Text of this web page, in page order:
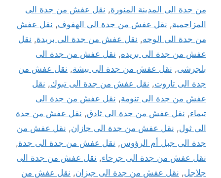
من جدة الى المدينة المنورة, نقل عفش من جدة الى
المزاحمية, نقل عفش من جدة الى الهفوف, نقل عفش
من جدة الى الوجه, نقل عفش من جدة الى بريدة, نقل
عفش من جدة الى بريده, نقل عفش من جدة الى
بلجرشى, نقل عفش من جدة الى بيشة, نقل عفش من
جدة الى تاروت, نقل عفش من جدة الى تبوك, نقل
عفش من جدة الى تنومة, نقل عفش من جدة الى
تيماء, نقل عفش من جدة الى ثادق, نقل عفش من جدة
الى ثول, نقل عفش من جدة الى جازان, نقل عفش من
جدة الى جبل أم الرؤوس, نقل عفش من جدة الى جدة,
نقل عفش من جدة الى جرحاء, نقل عفش من جدة الى
جلاجل, نقل عفش من جدة الى جيزان, نقل عفش من